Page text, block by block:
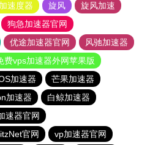
速度器 旋风
旋风加速
狗急加速器官网
优途加速器官网
风驰加速器
费vps加速器外网苹果版
加速器
芒果加速器
加速器
白鲸加速器
速器官网
官网 vp加速器官网